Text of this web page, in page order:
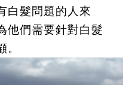
白髮問題的人來
他們需要針對白髮